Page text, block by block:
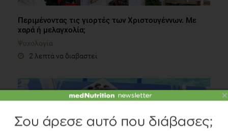
Περιμένοντας τις γιορτές των Χριστουγέννων. Με
χαρά ή μελαγχολία;
Ψυχολογία
2 λεπτά να διαβαστεί
×